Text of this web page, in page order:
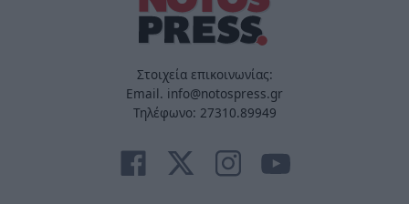
Στοιχεία επικοινωνίας:
Email. info@notospress.gr
Τηλέφωνο: 27310.89949